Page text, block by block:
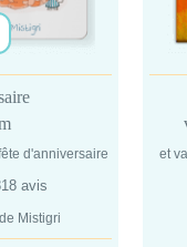
d'anniversaire
avis
Mistigri
et